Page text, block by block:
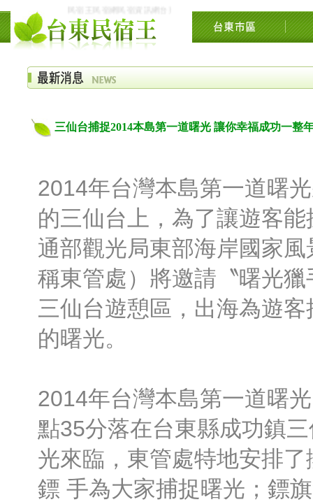
民宿王民宿網民宿資訊網台東花東花蓮綠島民宿住宿旅遊景點交流
三仙台捕捉2014本島第一道曙光 讓你幸福成功一整
2014年台灣本島第一道曙
的三仙台上，為了讓遊客
通部觀光局東部海岸國家
稱東管處）將邀請〝曙光
三仙台遊憩區，出海為遊
的曙光。
2014年台灣本島第一道曙
點35分落在台東縣成功鎮
光來臨，東管處特地安排
鏢 手為大家捕捉曙光；鏢